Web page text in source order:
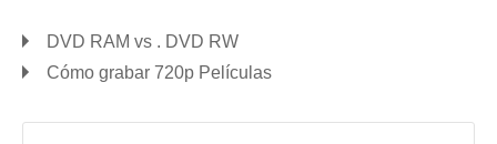
DVD RAM vs . DVD RW
Cómo grabar 720p Películas